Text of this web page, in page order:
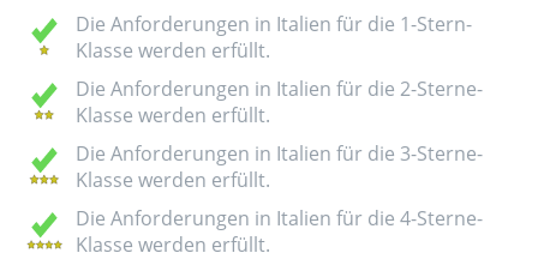
Die Anforderungen in Italien für die 1-Stern-
Klasse werden erfüllt.
Die Anforderungen in Italien für die 2-Sterne-
Klasse werden erfüllt.
Die Anforderungen in Italien für die 3-Sterne-
Klasse werden erfüllt.
Die Anforderungen in Italien für die 4-Sterne-
Klasse werden erfüllt.